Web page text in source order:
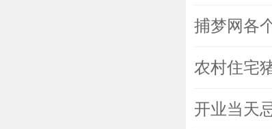
捕梦网各
农村住宅
开业当天